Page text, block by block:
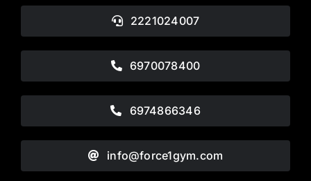
2221024007
6970078400
6974866346
info@force1gym.com